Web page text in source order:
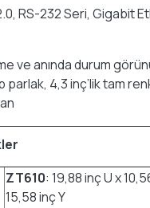
RS-232 Seri, Gigabit
ve anında durum
4,3 inç’lik tam
ZT610: 19,88 inç U x
15,58 inç Y